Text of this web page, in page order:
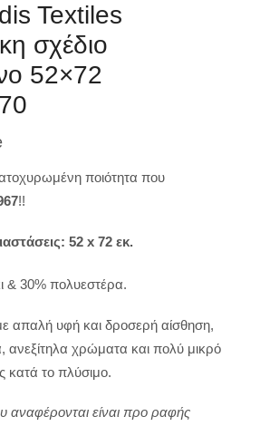
Textiles
σχέδιο
52×72
ποιότητα που
!!
52 x 72 εκ.
& 30% πολυεστέρα.
απαλή υφή και δροσερή αίσθηση,
ανεξίτηλα χρώματα και πολύ μικρό
κατά το πλύσιμο.
αναφέρονται είναι προ ραφής